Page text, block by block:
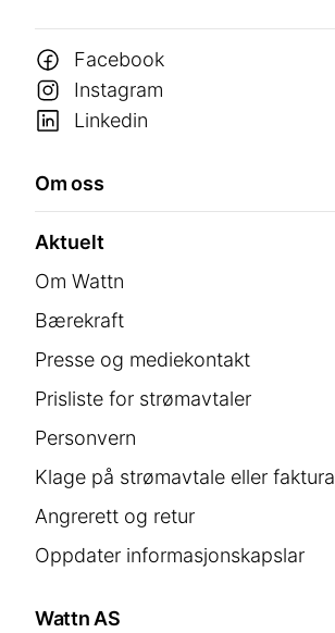
Facebook
Instagram
Linkedin
Om oss
Aktuelt
Om Wattn
Bærekraft
Presse og mediekontakt
Prisliste for strømavtaler
Personvern
Klage på strømavtale eller faktura
Angrerett og retur
Oppdater informasjonskapslar
Wattn AS